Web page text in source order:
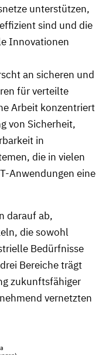
unterstützen,
sind und die
Innovationen
an sicheren und
für verteilte
Arbeit konzentriert
von Sicherheit,
in
die in vielen
Anwendungen eine
darauf ab,
die sowohl
Bedürfnisse
Bereiche trägt
zukunftsfähiger
vernetzten